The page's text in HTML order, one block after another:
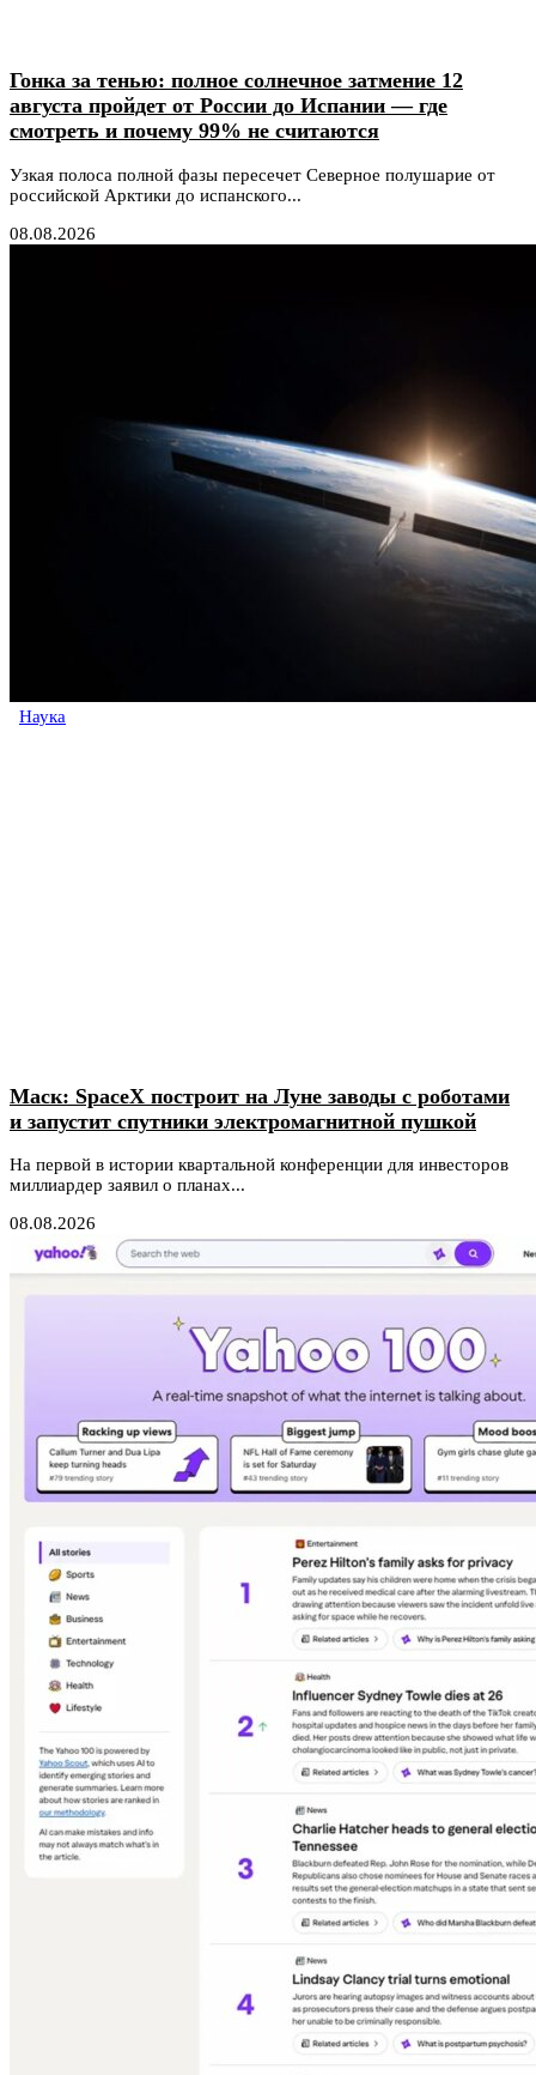
Гонка за тенью: полное солнечное затмение 12
августа пройдет от России до Испании — где
смотреть и почему 99% не считаются
Узкая полоса полной фазы пересечет Северное полушарие от
российской Арктики до испанского...
08.08.2026
Наука
Маск: SpaceX построит на Луне заводы с роботами
и запустит спутники электромагнитной пушкой
На первой в истории квартальной конференции для инвесторов
миллиардер заявил о планах...
08.08.2026